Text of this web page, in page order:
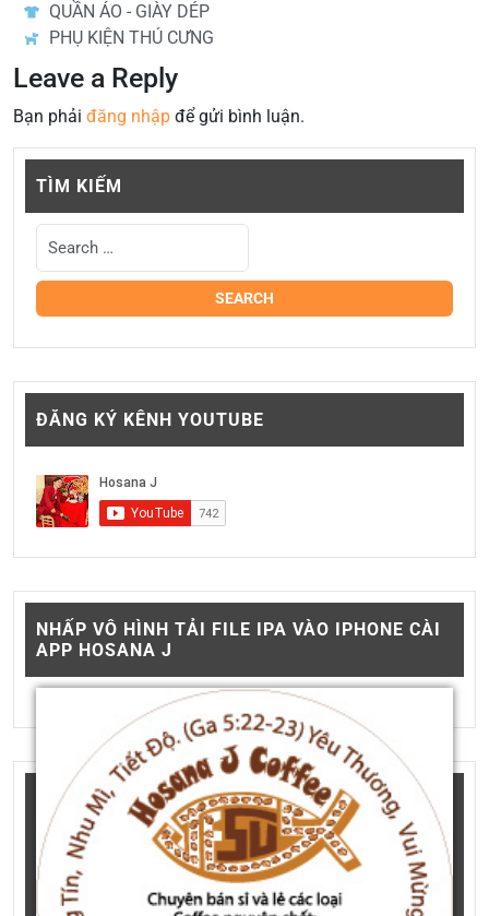
QUẦN ÁO - GIÀY DÉP
PHỤ KIỆN THÚ CƯNG
Leave a Reply
Bạn phải đăng nhập để gửi bình luận.
TÌM KIẾM
ĐĂNG KÝ KÊNH YOUTUBE
NHẤP VÔ HÌNH TẢI FILE IPA VÀO IPHONE CÀI
APP HOSANA J